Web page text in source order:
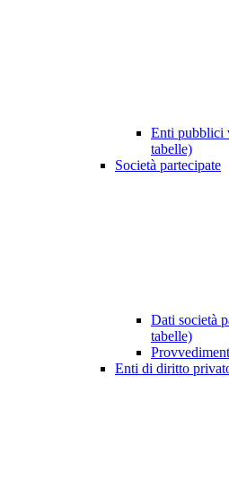
Enti pubblici
tabelle)
Società partecipate
Dati società
tabelle)
Enti di diritto